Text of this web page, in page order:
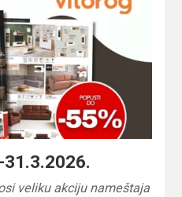
veliku akciju nameštaja